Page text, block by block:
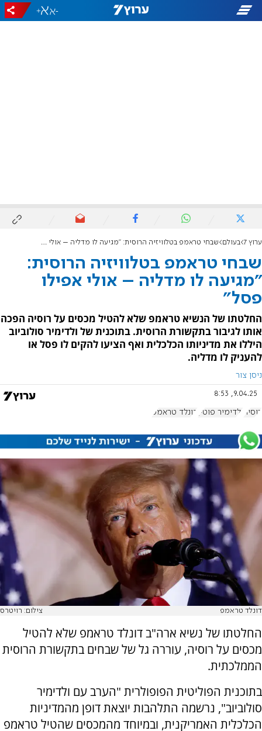
-
+
ערוץ 7 בעולם שבחי טראמפ בטלוויזיה הרוסית: "מגיעה לו מדליה – אולי אפילו פסל"
שבחי טראמפ בטלוויזיה הרוסית:
"מגיעה לו מדליה – אולי אפילו
פסל"
החלטתו של הנשיא טראמפ שלא להטיל מכסים על רוסיה הפכה
אותו לגיבור בתקשורת הרוסית. בתוכנית של ולדימיר סולוביוב
היללו את מדיניותו הכלכלית ואף הציעו להקים לו פסל או
להעניק לו מדליה.
ניסן צור
9.04.25, 8:53
רוסיה ולדימיר פוטין דונלד טראמפ
דונלד טראמפ צילום: רויטרס
החלטתו של נשיא ארה"ב דונלד טראמפ שלא להטיל
מכסים על רוסיה, עוררה גל של שבחים בתקשורת הרוסית
הממלכתית.
בתוכנית הפוליטית הפופולרית "הערב עם ולדימיר
סולוביוב", נרשמה התלהבות יוצאת דופן מהמדיניות
הכלכלית האמריקנית, ובמיוחד מהמכסים שהטיל טראמפ